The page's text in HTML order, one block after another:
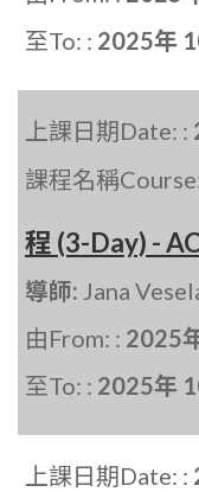
至To: : 2025年
上課日期Date: :
課程名稱
程 (3-Day) -
導師: Jana
由From: : 2025
至To: : 2025年
上課日期Date: :